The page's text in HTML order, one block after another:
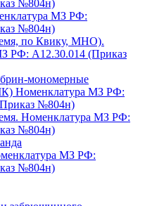
№804н)
МЗ РФ:
№804н)
по Квику, МНО).
РФ: A12.30.014 (Приказ
мономерные
Номенклатура МЗ РФ:
№804н)
Номенклатура МЗ РФ:
№804н)
МЗ РФ:
№804н)